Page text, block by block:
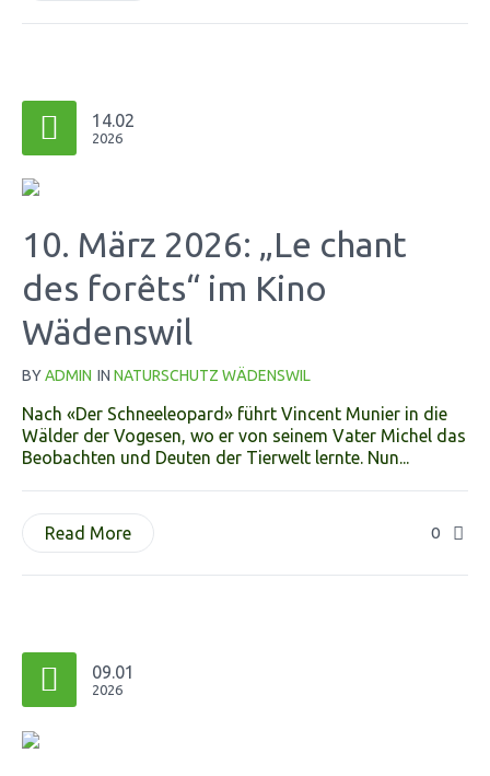
14.02
2026
10. März 2026: „Le chant
des forêts“ im Kino
Wädenswil
BYADMIN IN NATURSCHUTZ WÄDENSWIL
Nach «Der Schneeleopard» führt Vincent Munier in die
Wälder der Vogesen, wo er von seinem Vater Michel das
Beobachten und Deuten der Tierwelt lernte. Nun...
0
Read More
09.01
2026